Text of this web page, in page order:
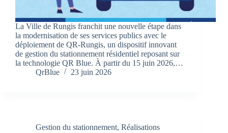
La Ville de Rungis franchit une nouvelle étape dans
la modernisation de ses services publics avec le
déploiement de QR-Rungis, un dispositif innovant
de gestion du stationnement résidentiel reposant sur
la technologie QR Blue. À partir du 15 juin 2026,…
QrBlue
23 juin 2026
Gestion du stationnement, Réalisations